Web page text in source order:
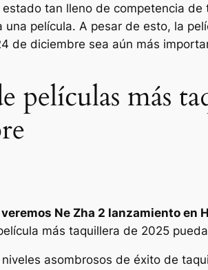
tan lleno de competencia
película. A pesar de esto, la
de diciembre sea aún más
películas más
Ne Zha 2 lanzamiento en
más taquillera de 2025
asombrosos de éxito de